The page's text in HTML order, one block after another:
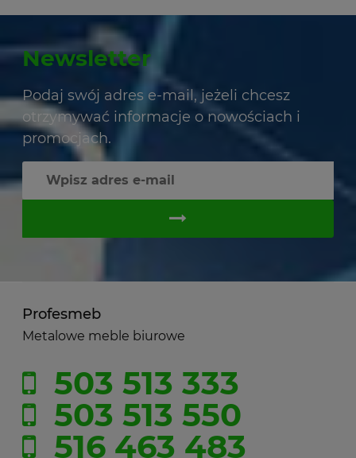
Newsletter
Podaj swój adres e-mail, jeżeli chcesz
otrzymywać informacje o nowościach i
promocjach.
Profesmeb
Metalowe meble biurowe
503 513 333
503 513 550
516 463 483